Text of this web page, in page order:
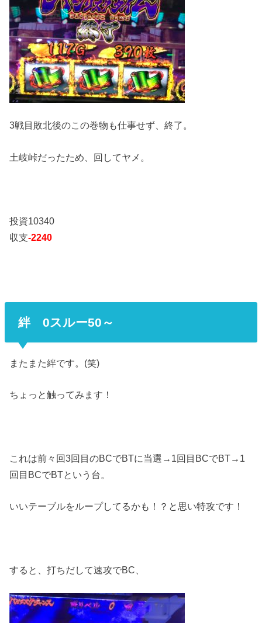
3戦目敗北後のこの巻物も仕事せず、終了。
土岐峠だったため、回してヤメ。
投資10340
収支-2240
絆 0スルー50～
またまた絆です。(笑)
ちょっと触ってみます！
これは前々回3回目のBCでBTに当選→1回目BCでBT→1
回目BCでBTという台。
いいテーブルをループしてるかも！？と思い特攻です！
すると、打ちだして速攻でBC、